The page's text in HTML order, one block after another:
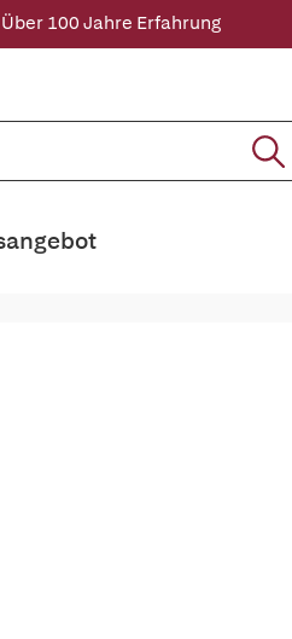
100 Jahre Erfahrung